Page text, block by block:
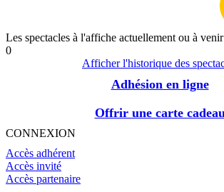
Les spectacles à l'affiche actuellement ou à
0
Afficher l'historique des
Adhésion en ligne
Offrir une carte
CONNEXION
Accès adhérent
Accès invité
Accès partenaire